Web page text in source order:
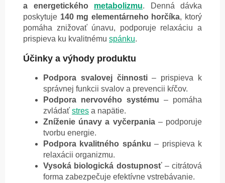
a energetického metabolizmu. Denná dávka
poskytuje 140 mg elementárneho horčíka, ktorý
pomáha znižovať únavu, podporuje relaxáciu a
prispieva ku kvalitnému spánku.
Účinky a výhody produktu
Podpora svalovej činnosti– prispieva k
správnej funkcii svalov a prevencii kŕčov.
Podpora nervového systému – pomáha
zvládať stres a napätie.
Zníženie únavy a vyčerpania– podporuje
tvorbu energie.
Podpora kvalitného spánku – prispieva k
relaxácii organizmu.
Vysoká biologická dostupnosť– citrátová
forma zabezpečuje efektívne vstrebávanie.